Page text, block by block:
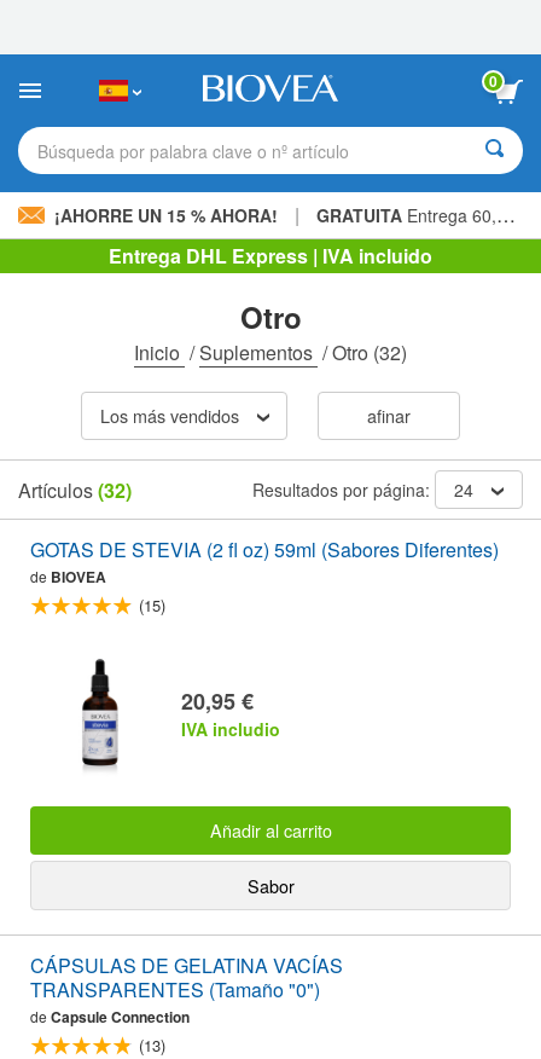
sitio
incluye
sistema
de
0
Búsqueda por palabra clave o nº artículo
¡AHORRE UN 15 % AHORA! | GRATUITA Entrega 60,00 € »
Entrega DHL Express | IVA incluido
Otro
Inicio /Suplementos /Otro (32)
Los más vendidos afinar
Artículos(32) Resultados por página: 24
GOTAS DE STEVIA (2 fl oz) 59ml (Sabores Diferentes)
de BIOVEA
(15)
20,95 €
IVA includio
Añadir al carrito
Sabor
CÁPSULAS DE GELATINA VACÍAS
TRANSPARENTES (Tamaño "0")
de Capsule Connection
(13)